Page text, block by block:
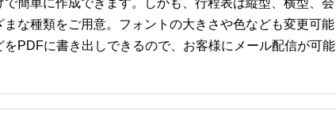
簡単に作成できます。しかも、行程表は縦型、横型、会
な種類をご用意。フォントの大きさや色なども変更可能
PDFに書き出しできるので、お客様にメール配信が可能